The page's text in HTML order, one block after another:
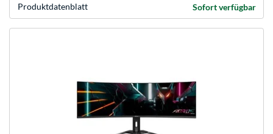
Produkt­datenblatt Sofort verfügbar